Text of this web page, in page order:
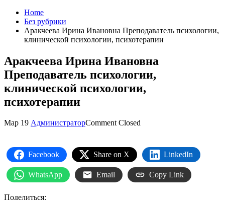
Home
Без рубрики
Аракчеева Ирина Ивановна Преподаватель психологии,
клинической психологии, психотерапии
Аракчеева Ирина Ивановна
Преподаватель психологии,
клинической психологии,
психотерапии
Мар 19 АдминистраторComment Closed
Facebook Share on X LinkedIn
WhatsApp Email Copy Link
Поделиться: